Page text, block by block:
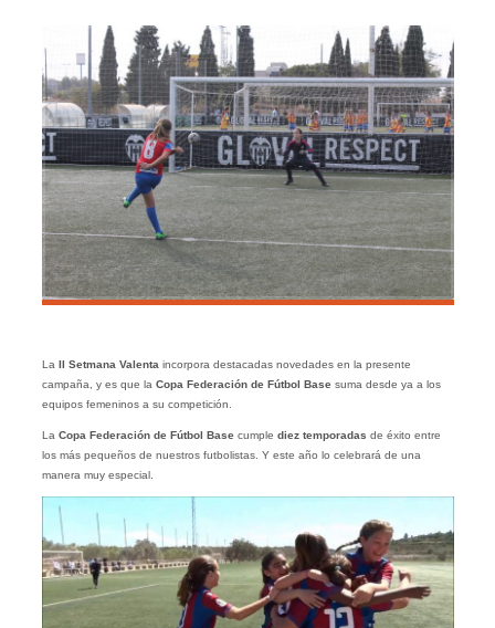
La II Setmana Valentaincorpora destacadas novedades en la presente
campaña, y es que la Copa Federación de Fútbol Base suma desde ya a los
equipos femeninos a su competición.
La Copa Federación de Fútbol Basecumple diez temporadas de éxito entre
los más pequeños de nuestros futbolistas. Y este año lo celebrará de una
manera muy especial.